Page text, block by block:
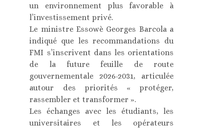
un environnement plus favorable à
l’investissement privé.
Le ministre Essowè Georges Barcola a
indiqué que les recommandations du
FMI s’inscrivent dans les orientations
de la future feuille de route
gouvernementale 2026-2031, articulée
autour des priorités « protéger,
rassembler et transformer ».
Les échanges avec les étudiants, les
universitaires et les opérateurs